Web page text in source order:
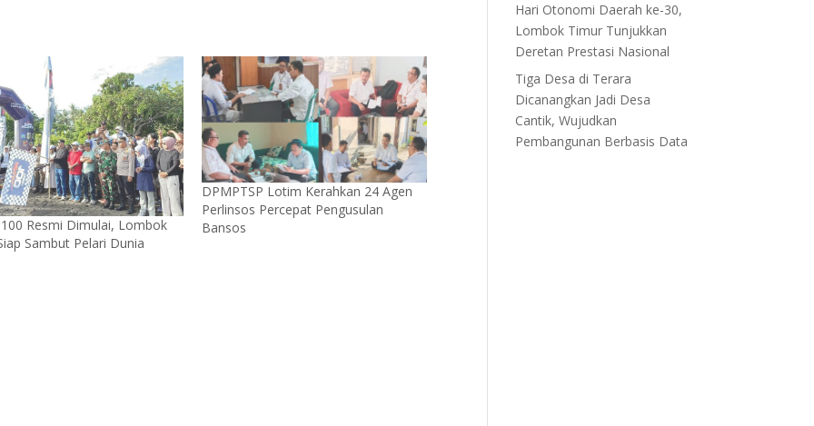
Resmi Dimulai, Lombok
Sambut Pelari Dunia
DPMPTSP Lotim Kerahkan 24 Agen
Perlinsos Percepat Pengusulan
Bansos
Hari Otonomi Daerah ke-30,
Lombok Timur Tunjukkan
Deretan Prestasi Nasional
Tiga Desa di Terara
Dicanangkan Jadi Desa
Cantik, Wujudkan
Pembangunan Berbasis Data